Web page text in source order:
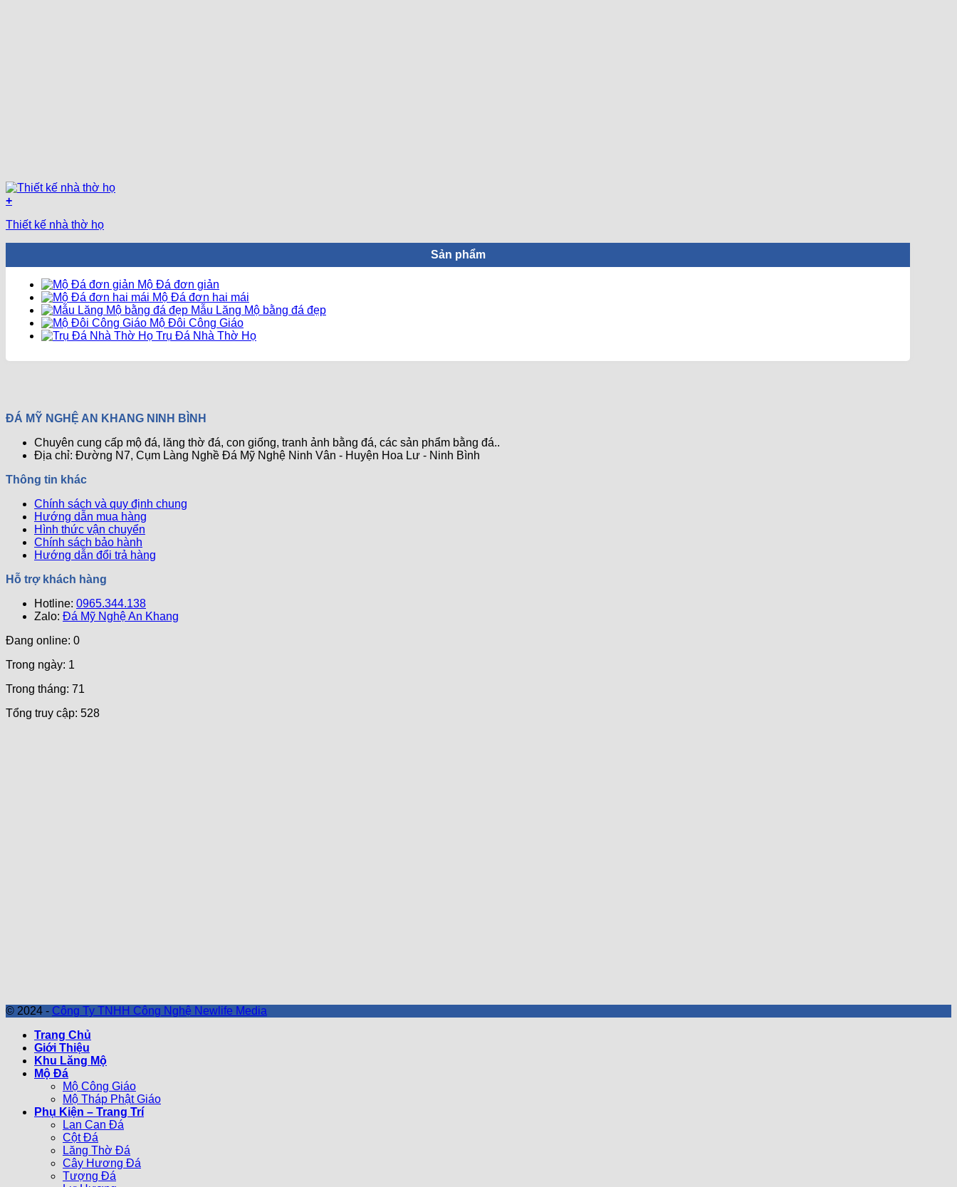
+
Thiết kế nhà thờ họ
Sản phẩm
Mộ Đá đơn giản
Mộ Đá đơn hai mái
Mẫu Lăng Mộ bằng đá đẹp
Mộ Đôi Công Giáo
Trụ Đá Nhà Thờ Họ
ĐÁ MỸ NGHỆ AN KHANG NINH BÌNH
Chuyên cung cấp mộ đá, lăng thờ đá, con giống, tranh ảnh bằng đá, các sản phẩm bằng đá..
Địa chỉ: Đường N7, Cụm Làng Nghề Đá Mỹ Nghệ Ninh Vân - Huyện Hoa Lư - Ninh Bình
Thông tin khác
Chính sách và quy định chung
Hướng dẫn mua hàng
Hình thức vận chuyển
Chính sách bảo hành
Hướng dẫn đổi trả hàng
Hỗ trợ khách hàng
Hotline: 0965.344.138
Zalo: Đá Mỹ Nghệ An Khang
Đang online: 0
Trong ngày: 1
Trong tháng: 71
Tổng truy cập: 528
© 2024 - Công Ty TNHH Công Nghệ Newlife Media
Trang Chủ
Giới Thiệu
Khu Lăng Mộ
Mộ Đá
Mộ Công Giáo
Mộ Tháp Phật Giáo
Phụ Kiện – Trang Trí
Lan Can Đá
Cột Đá
Lăng Thờ Đá
Cây Hương Đá
Tượng Đá